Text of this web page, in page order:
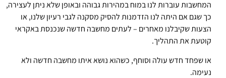
המחשבות עוברות לנו במוח במהירות גבוהה ובאופן שלא ניתן לעצירה,
כך שגם אם היתה לנו הזדמנות להסיק מסקנה לגבי רעיון שלנו, או
הצעות שקיבלנו מאחרים – לעתים מחשבה חדשה שנכנסת באקראי
קוטעת את התהליך.
או שפחד חדש עולה וסוחף, כשהוא נושא איתו מחשבה חדשה ולא
נעימה.